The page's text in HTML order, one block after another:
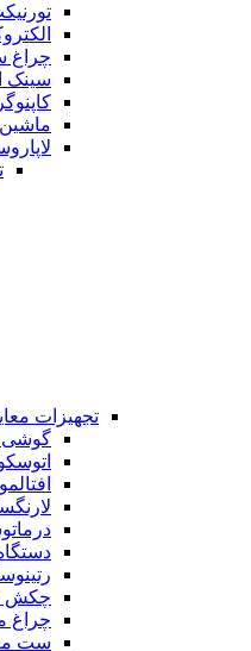
چراغ
سینک
تجهیزات
گوشی
چکش
چراغ
ست